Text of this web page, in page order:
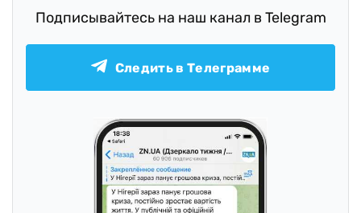
Подписывайтесь на наш канал в Telegram
Следить в Телеграмме